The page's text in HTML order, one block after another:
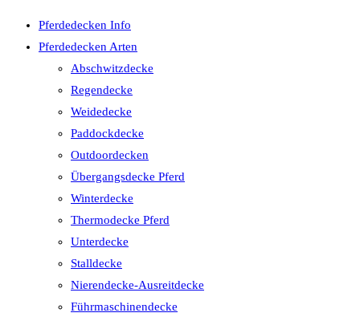
Pferdedecken Info
Pferdedecken Arten
Abschwitzdecke
Regendecke
Weidedecke
Paddockdecke
Outdoordecken
Übergangsdecke Pferd
Winterdecke
Thermodecke Pferd
Unterdecke
Stalldecke
Nierendecke-Ausreitdecke
Führmaschinendecke